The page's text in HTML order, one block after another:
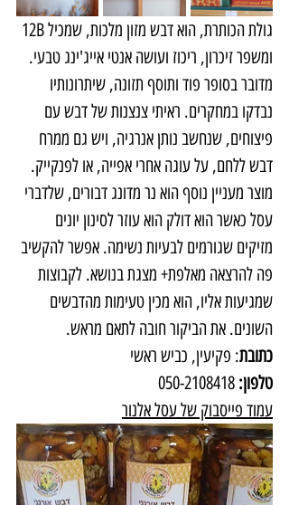
ומשפר זיכרון, ריכוז ועושה אנטי אייג'ינג טבעי.
מדובר בסופר פוד ותוסף תזונה, שיתרונותיו
נבדקו במחקרים. ראיתי צנצנות של דבש עם
פיצוחים, שנחשב נותן אנרגיה, ויש גם ממרח
דבש ללחם, על עוגה אחרי אפייה, או לפנקייק.
מוצר מעניין נוסף הוא נר מדונג דבורים, שלדברי
עסל כאשר הוא דולק הוא עוזר לסינון יונים
מזיקים שגורמים לבעיות נשימה. אפשר להקשיב
פה להרצאה מאלפת+ מצגת בנושא. לקבוצות
שמגיעות אליו, הוא מכין טעימות מהדבשים
השונים. את הביקור חובה לתאם מראש.
כתובת: פקיעין, כביש ראשי
טלפון:
עמוד פייסבוק של עסל אלנור